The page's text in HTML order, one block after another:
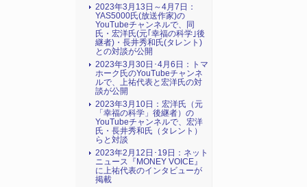
2023年3月13日～4月7日：
YAS5000氏(放送作家)の
YouTubeチャンネルで、同
氏・宏洋氏(元｢幸福の科学｣後
継者)・長井秀和氏(タレント)
との対談が公開
2023年3月30日･4月6日：トマ
ホーク氏のYouTubeチャンネ
ルで、上祐代表と宏洋氏の対
談が公開
2023年3月10日：宏洋氏（元
「幸福の科学」後継者）の
YouTubeチャンネルで、宏洋
氏・長井秀和氏（タレント）
らと対談
2023年2月12日･19日：ネット
ニュース『MONEY VOICE』
に上祐代表のインタビューが
掲載